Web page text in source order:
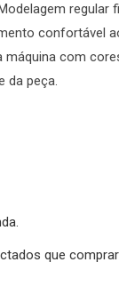
Modelagem
confortável
máquina com
da peça.
que